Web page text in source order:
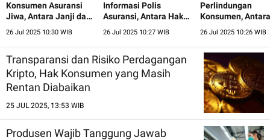
Konsumen Asuransi
Jiwa, Antara Janji dan
Realita
26 Jul 2025 10:30 WIB
Informasi Polis
Asuransi, Antara Hak
Konsumen dan
26 Jul 2025 10:27 WIB
Perlindungan
Konsumen, Antara
Investasi dan
26 Jul 2025 10:26 WIB
Transparansi dan Risiko Perdagangan
Kripto, Hak Konsumen yang Masih
Rentan Diabaikan
25 JUL 2025, 13:53 WIB
Produsen Wajib Tanggung Jawab